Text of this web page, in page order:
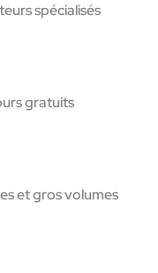
spécialisés
gratuits
et gros volumes